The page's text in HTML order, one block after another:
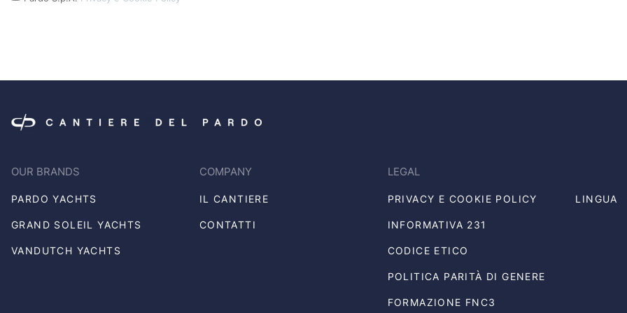
Policy
OUR BRANDS
PARDO YACHTS
GRAND SOLEIL YACHTS
VANDUTCH YACHTS
COMPANY
IL CANTIERE
CONTATTI
LEGAL
PRIVACY E COOKIE POLICY
INFORMATIVA 231
CODICE ETICO
POLITICA PARITÀ DI GENERE
FORMAZIONE FNC3
LINGUA